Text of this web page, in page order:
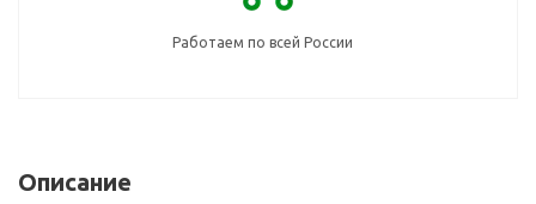
Работаем по всей России
Описание